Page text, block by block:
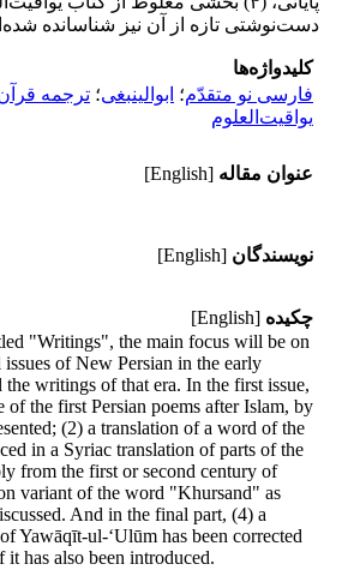
دست‌نوشتی تازه از آن نیز شناسانده
کلیدواژه‌ها
فارسی نو متقدّم؛ ابوالینبغی؛ ترجمه
یواقیت‌العلوم
عنوان مقاله [English]
نویسندگان [English]
چکیده [English]
"Writings", the main focus will be on
of New Persian in the early
the writings of that era. In the first issue,
of the first Persian poems after Islam, by
(2) a translation of a word of the
in a Syriac translation of parts of the
from the first or second century of
variant of the word "Khursand" as
And in the final part, (4) a
Yawāqīt-ul-‘Ulūm has been corrected
has also been introduced.